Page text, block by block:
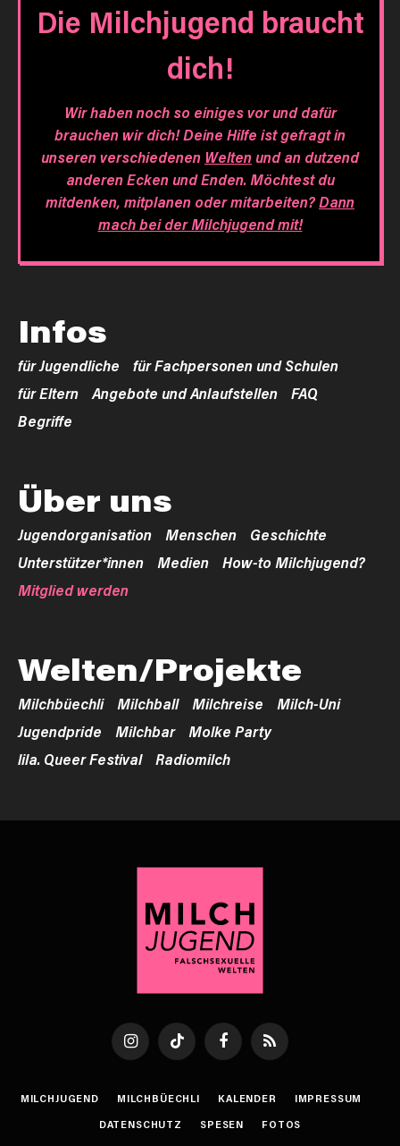
Die Milchjugend braucht
dich!
Wir haben noch so einiges vor und dafür
brauchen wir dich! Deine Hilfe ist gefragt in
unseren verschiedenen Weltenund an dutzend
anderen Ecken und Enden. Möchtest du
mitdenken, mitplanen oder mitarbeiten?Dann
mach bei der Milchjugend mit!
Infos
für Jugendliche
für Fachpersonen und Schulen
für Eltern
Angebote und Anlaufstellen
FAQ
Begriffe
Über uns
Jugendorganisation Menschen
Geschichte
Unterstützer*innen
Medien
How-to Milchjugend?
Mitglied werden
Welten/Projekte
Milchbüechli Milchball Milchreise
Milch-Uni
Jugendpride
Milchbar
Molke Party
lila. Queer Festival
Radiomilch
InstagramTikTok FacebookRSS
MILCHJUGEND MILCHBÜECHLI KALENDER
IMPRESSUM
DATENSCHUTZ
SPESEN FOTOS